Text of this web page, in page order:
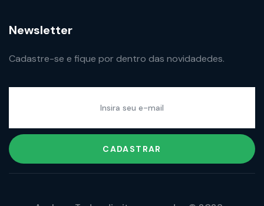
Newsletter
Cadastre-se e fique por dentro das novidadedes.
CADASTRAR